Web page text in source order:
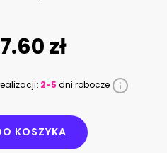
zł
2-5 dni robocze
KOSZYKA